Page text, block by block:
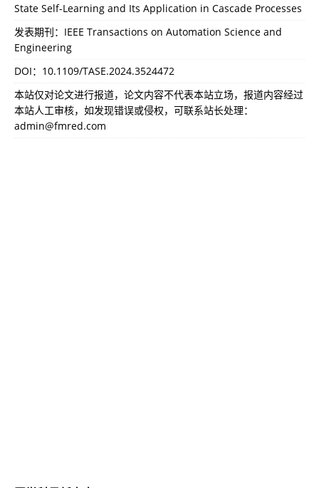
State Self-Learning and Its Application in Cascade Processes
发表期刊：IEEE Transactions on Automation Science and
Engineering
DOI： 10.1109/TASE.2024.3524472
本站仅对论文进行报道，论文内容不代表本站立场，报道内容经过
本站人工审核，如发现错误或侵权，可联系站长处理：
admin@fmred.com